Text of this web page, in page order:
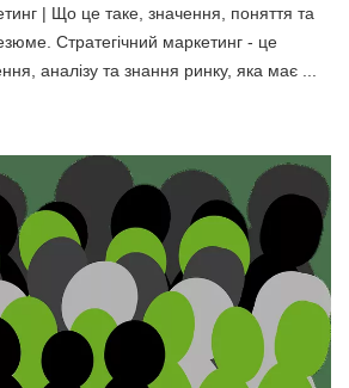
| Що це таке, значення, поняття та
Стратегічний маркетинг - це
аналізу та знання ринку, яка має ...